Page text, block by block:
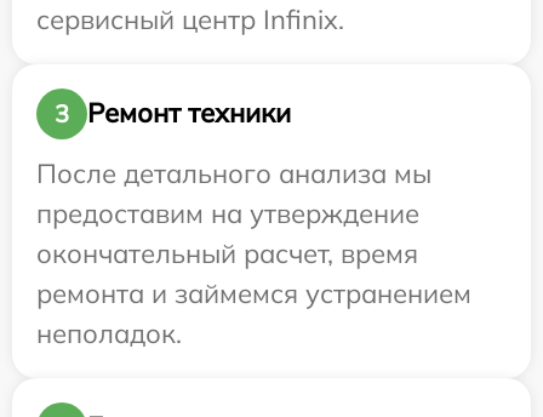
сервисный центр Infinix.
3
Ремонт техники
После детального анализа мы
предоставим на утверждение
окончательный расчет, время
ремонта и займемся устранением
неполадок.